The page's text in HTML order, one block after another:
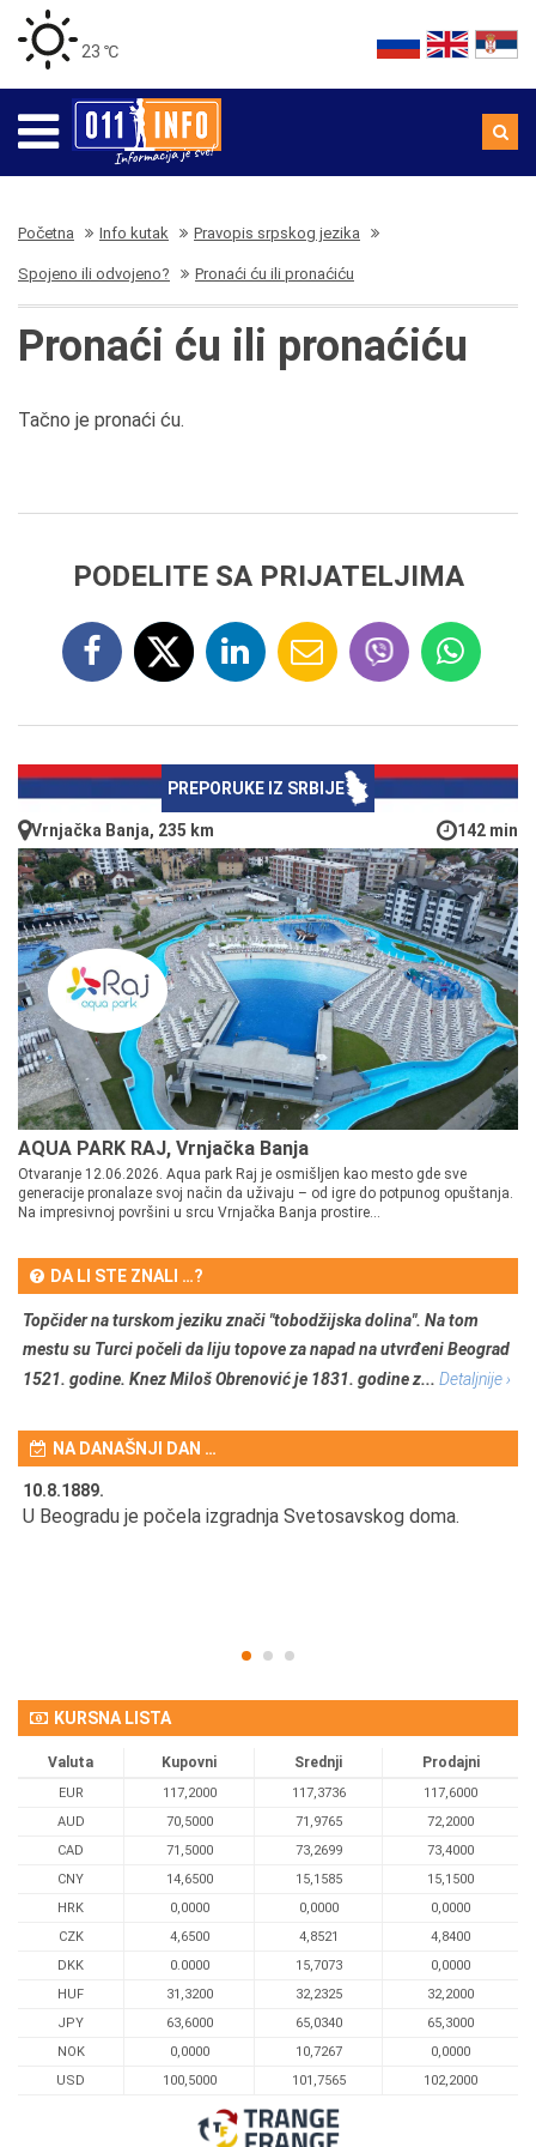
23 ℃
Početna Info kutak Pravopis srpskog jezika
Spojeno ili odvojeno? Pronaći ću ili pronaćiću
Pronaći ću ili pronaćiću
Tačno je pronaći ću.
PODELITE SA PRIJATELJIMA
PREPORUKE IZ SRBIJE
Vrnjačka Banja, 235 km 142 min
AQUA PARK RAJ, Vrnjačka Banja
Otvaranje 12.06.2026. Aqua park Raj je osmišljen kao mesto gde sve
generacije pronalaze svoj način da uživaju – od igre do potpunog opuštanja.
Na impresivnoj površini u srcu Vrnjačka Banja prostire...
DA LI STE ZNALI …?
Topčider na turskom jeziku znači "tobodžijska dolina". Na tom
mestu su Turci počeli da liju topove za napad na utvrđeni Beograd
1521. godine. Knez Miloš Obrenović je 1831. godine z... Detaljnije ›
NA DANAŠNJI DAN …
10.8.1889.
U Beogradu je počela izgradnja Svetosavskog doma.
KURSNA LISTA
Valuta Kupovni Srednji Prodajni
EUR 117,2000 117,3736
117,6000
AUD
70,5000 71,9765
72,2000
CAD
71,5000 73,2699
73,4000
CNY
14,6500 15,1585
15,1500
HRK
0,0000 0,0000
0,0000
CZK
4,6500 4,8521
4,8400
DKK
0.0000 15,7073
0,0000
HUF
31,3200 32,2325
32,2000
JPY
63,6000 65,0340
65,3000
NOK
0,0000 10,7267
0,0000
USD
100,5000 101,7565 102,2000